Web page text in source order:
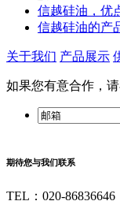
信越硅油，优
信越硅油的产
关于我们 产品展示
如果您有意合作，
期待您与我们联系
TEL：020-